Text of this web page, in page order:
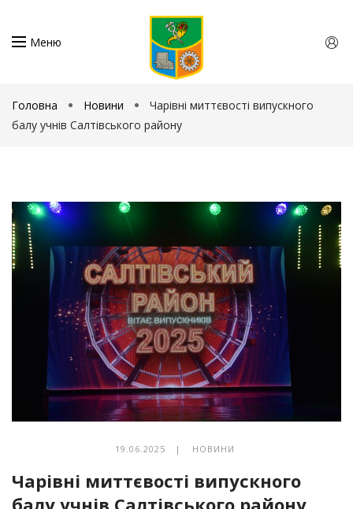
Меню
Головна Новини
Чарівні миттєвості випускного
балу учнів Салтівського району
19.06.2025 | НОВИНИ
Чарівні миттєвості випускного